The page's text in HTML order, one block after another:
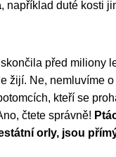
, například duté kosti
před miliony
žijí. Ne, nemluvíme
kteří se
čtete správně!
orly, jsou